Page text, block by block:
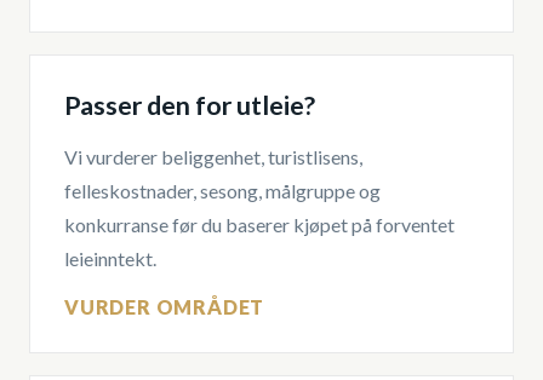
Passer den for utleie?
Vi vurderer beliggenhet, turistlisens,
felleskostnader, sesong, målgruppe og
konkurranse før du baserer kjøpet på forventet
leieinntekt.
VURDER OMRÅDET